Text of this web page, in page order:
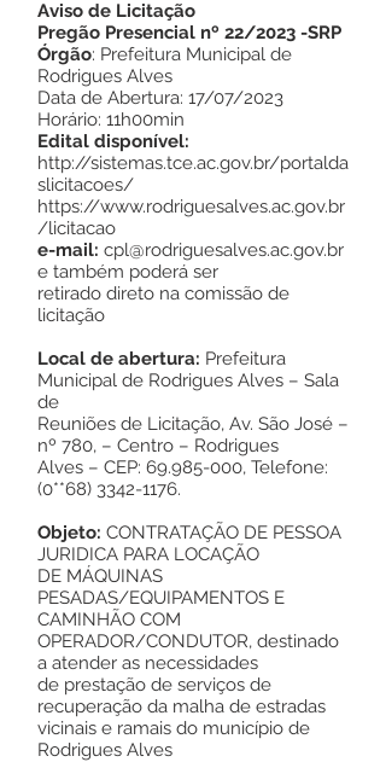
Aviso de Licitação
Pregão Presencial nº 22/2023 -SRP
Órgão: Prefeitura Municipal de
Rodrigues Alves
Data de Abertura: 17/07/2023
Horário: 11h00min
Edital disponível:
http://sistemas.tce.ac.gov.br/portalda
slicitacoes/
https://www.rodriguesalves.ac.gov.br
/licitacao
e-mail: cpl@rodriguesalves.ac.gov.br
e também poderá ser
retirado direto na comissão de
licitação
Local de abertura: Prefeitura
Municipal de Rodrigues Alves – Sala
de
Reuniões de Licitação, Av. São José –
nº 780, – Centro – Rodrigues
Alves – CEP: 69.985-000, Telefone:
(0**68) 3342-1176.
Objeto: CONTRATAÇÃO DE PESSOA
JURIDICA PARA LOCAÇÃO
DE MÁQUINAS
PESADAS/EQUIPAMENTOS E
CAMINHÃO COM
OPERADOR/CONDUTOR, destinado
a atender as necessidades
de prestação de serviços de
recuperação da malha de estradas
vicinais e ramais do município de
Rodrigues Alves